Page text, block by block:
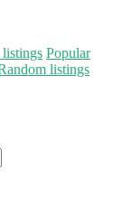
Popular
listings